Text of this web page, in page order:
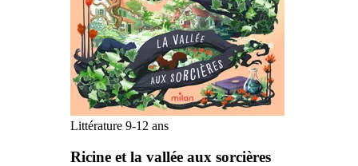
Littérature 9-12 ans
Ricine et la vallée aux sorcières